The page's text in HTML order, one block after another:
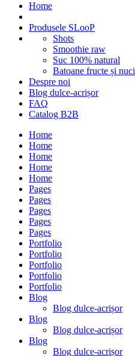
Home
Produsele SLooP
Shots
Smoothie raw
Suc 100% natural
Batoane fructe și nuci
Despre noi
Blog dulce-acrișor
FAQ
Catalog B2B
Home
Home
Home
Home
Home
Pages
Pages
Pages
Pages
Pages
Portfolio
Portfolio
Portfolio
Portfolio
Portfolio
Blog
Blog dulce-acrișor
Blog
Blog dulce-acrișor
Blog
Blog dulce-acrișor